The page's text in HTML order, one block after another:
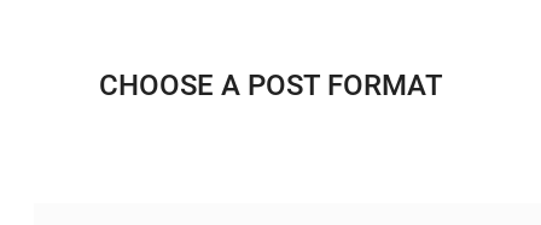
Brawl Stars - Бравл Старс
CHOOSE A POST FORMAT